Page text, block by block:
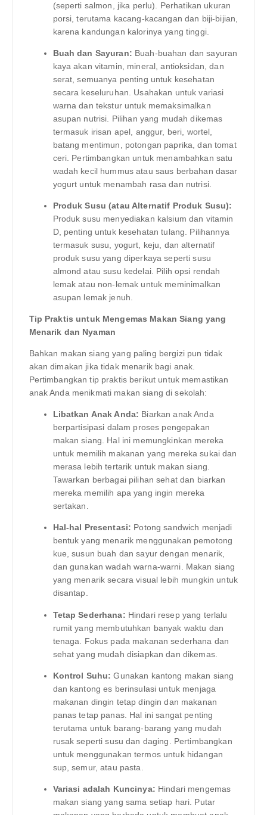
(seperti salmon, jika perlu). Perhatikan ukuran
porsi, terutama kacang-kacangan dan biji-bijian,
karena kandungan kalorinya yang tinggi.
Buah dan Sayuran: Buah-buahan dan sayuran
kaya akan vitamin, mineral, antioksidan, dan
serat, semuanya penting untuk kesehatan
secara keseluruhan. Usahakan untuk variasi
warna dan tekstur untuk memaksimalkan
asupan nutrisi. Pilihan yang mudah dikemas
termasuk irisan apel, anggur, beri, wortel,
batang mentimun, potongan paprika, dan tomat
ceri. Pertimbangkan untuk menambahkan satu
wadah kecil hummus atau saus berbahan dasar
yogurt untuk menambah rasa dan nutrisi.
Produk Susu (atau Alternatif Produk Susu):
Produk susu menyediakan kalsium dan vitamin
D, penting untuk kesehatan tulang. Pilihannya
termasuk susu, yogurt, keju, dan alternatif
produk susu yang diperkaya seperti susu
almond atau susu kedelai. Pilih opsi rendah
lemak atau non-lemak untuk meminimalkan
asupan lemak jenuh.
Tip Praktis untuk Mengemas Makan Siang yang
Menarik dan Nyaman
Bahkan makan siang yang paling bergizi pun tidak
akan dimakan jika tidak menarik bagi anak.
Pertimbangkan tip praktis berikut untuk memastikan
anak Anda menikmati makan siang di sekolah:
Libatkan Anak Anda: Biarkan anak Anda
berpartisipasi dalam proses pengepakan
makan siang. Hal ini memungkinkan mereka
untuk memilih makanan yang mereka sukai dan
merasa lebih tertarik untuk makan siang.
Tawarkan berbagai pilihan sehat dan biarkan
mereka memilih apa yang ingin mereka
sertakan.
Hal-hal Presentasi: Potong sandwich menjadi
bentuk yang menarik menggunakan pemotong
kue, susun buah dan sayur dengan menarik,
dan gunakan wadah warna-warni. Makan siang
yang menarik secara visual lebih mungkin untuk
disantap.
Tetap Sederhana: Hindari resep yang terlalu
rumit yang membutuhkan banyak waktu dan
tenaga. Fokus pada makanan sederhana dan
sehat yang mudah disiapkan dan dikemas.
Kontrol Suhu: Gunakan kantong makan siang
dan kantong es berinsulasi untuk menjaga
makanan dingin tetap dingin dan makanan
panas tetap panas. Hal ini sangat penting
terutama untuk barang-barang yang mudah
rusak seperti susu dan daging. Pertimbangkan
untuk menggunakan termos untuk hidangan
sup, semur, atau pasta.
Variasi adalah Kuncinya: Hindari mengemas
makan siang yang sama setiap hari. Putar